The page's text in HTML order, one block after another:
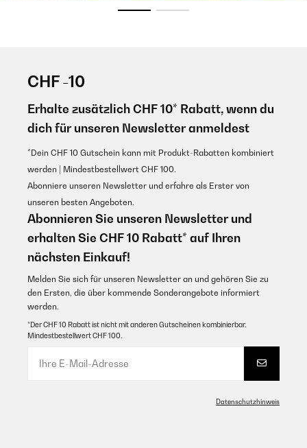
CHF -10
Erhalte zusätzlich CHF 10* Rabatt, wenn du
dich für unseren Newsletter anmeldest
*Dein CHF 10 Gutschein kann mit Produkt-Rabatten kombiniert
werden | Mindestbestellwert CHF 100.
Abonniere unseren Newsletter und erfahre als Erster von
unseren besten Angeboten.
Abonnieren Sie unseren Newsletter und
erhalten Sie CHF 10 Rabatt* auf Ihren
nächsten Einkauf!
Melden Sie sich für unseren Newsletter an und gehören Sie zu
den Ersten, die über kommende Sonderangebote informiert
werden.
*Der CHF 10 Rabatt ist nicht mit anderen Gutscheinen kombinierbar.
Mindestbestellwert CHF 100.
Datenschutzhinweis